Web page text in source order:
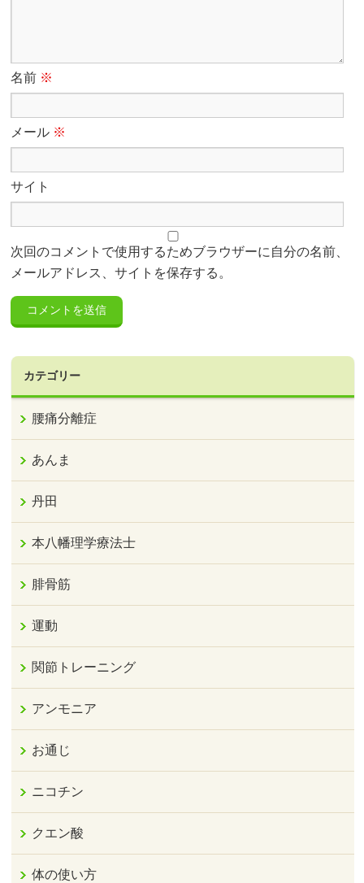
名前 ※
メール ※
サイト
次回のコメントで使用するためブラウザーに自分の名前、
メールアドレス、サイトを保存する。
カテゴリー
腰痛分離症
あんま
丹田
本八幡理学療法士
腓骨筋
運動
関節トレーニング
アンモニア
お通じ
ニコチン
クエン酸
体の使い方